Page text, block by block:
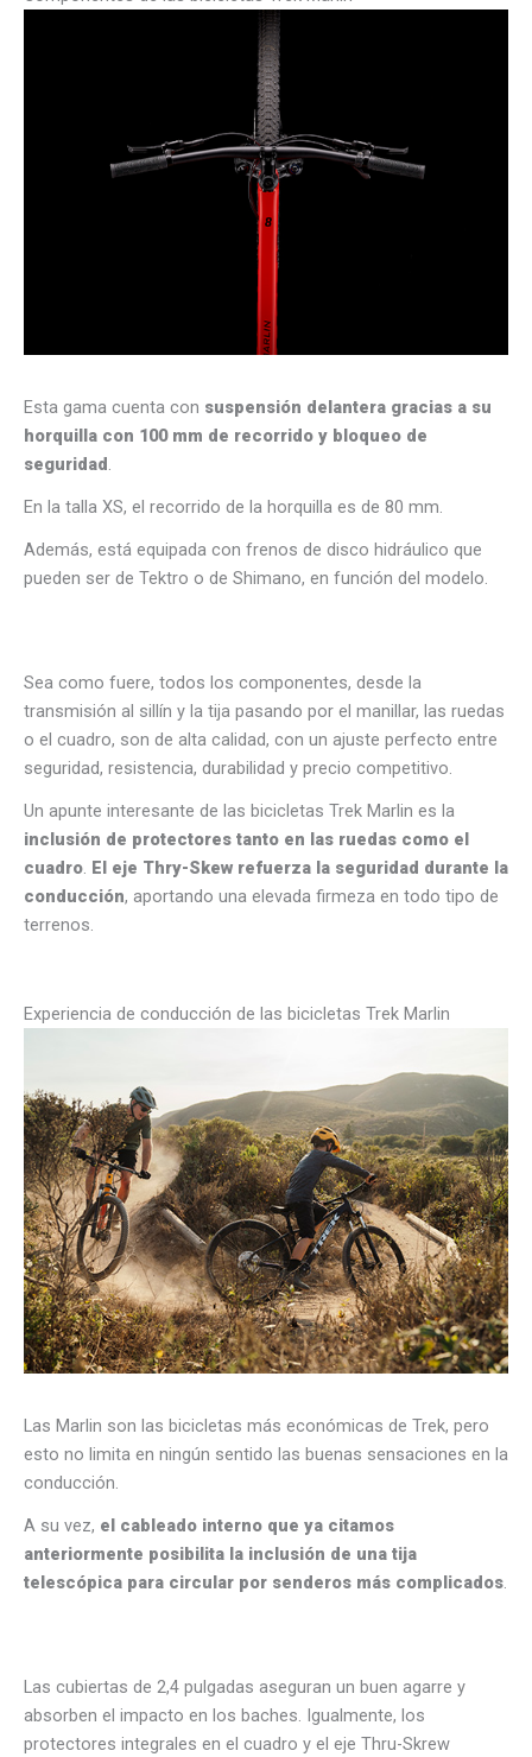
Esta gama cuenta con suspensión delantera gracias a su
horquilla con 100 mm de recorrido y bloqueo de
seguridad.
En la talla XS, el recorrido de la horquilla es de 80 mm.
Además, está equipada con frenos de disco hidráulico que
pueden ser de Tektro o de Shimano, en función del modelo.
Sea como fuere, todos los componentes, desde la
transmisión al sillín y la tija pasando por el manillar, las ruedas
o el cuadro, son de alta calidad, con un ajuste perfecto entre
seguridad, resistencia, durabilidad y precio competitivo.
Un apunte interesante de las bicicletas Trek Marlin es la
inclusión de protectores tanto en las ruedas como el
cuadro El eje Thry-Skew refuerza la seguridad durante la
conducción, aportando una elevada firmeza en todo tipo de
terrenos.
Experiencia de conducción de las bicicletas Trek Marlin
Las Marlin son las bicicletas más económicas de Trek, pero
esto no limita en ningún sentido las buenas sensaciones en la
conducción.
A su vez, el cableado interno que ya citamos
anteriormente posibilita la inclusión de una tija
telescópica para circular por senderos más complicados.
Las cubiertas de 2,4 pulgadas aseguran un buen agarre y
absorben el impacto en los baches. Igualmente, los
protectores integrales en el cuadro y el eje Thru-Skrew